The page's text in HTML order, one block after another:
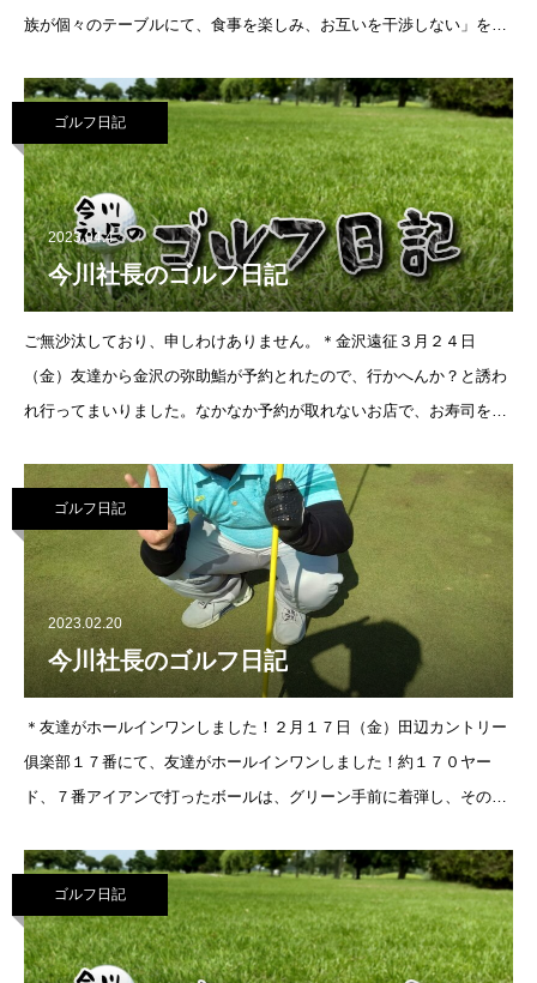
族が個々のテーブルにて、食事を楽しみ、お互いを干渉しない」をコ
ティン都ホテル京都のメインダイ
ゴルフ日記
2023.04.4
今川社長のゴルフ日記
ご無沙汰しており、申しわけありません。＊金沢遠征３月２４日
（金）友達から金沢の弥助鮨が予約とれたので、行かへんか？と誘わ
れ行ってまいりました。なかなか予約が取れないお店で、お寿司を堪
ちょっとで見れるとこでした
ゴルフ日記
2023.02.20
今川社長のゴルフ日記
＊友達がホールインワンしました！２月１７日（金）田辺カントリー
俱楽部１７番にて、友達がホールインワンしました！約１７０ヤー
ド、７番アイアンで打ったボールは、グリーン手前に着弾し、その後
す！ホールインワンコンペが楽しみで
ゴルフ日記